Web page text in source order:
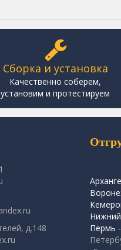
Сборка и установка
Качественно соберем,
установим и протестируем
д.148
Пермь -